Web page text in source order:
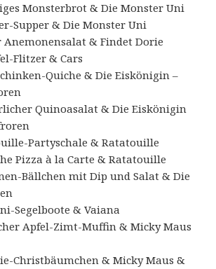
Monsterbrot & Die Monster Uni
Supper & Die Monster Uni
Anemonensalat & Findet Dorie
Flitzer & Cars
Quiche & Die Eiskönigin –
Quinoasalat & Die Eiskönigin
Partyschale & Ratatouille
Pizza à la Carte & Ratatouille
Bällchen mit Dip und Salat & Die
Segelboote & Vaiana
Apfel-Zimt-Muffin & Micky Maus
Christbäumchen & Micky Maus &